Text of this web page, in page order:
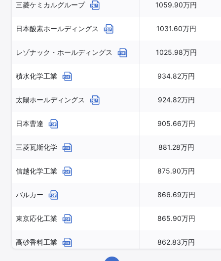
三菱ケミカルグループ 1059.90万円
日本酸素ホールディングス 1031.60万円
レゾナック・ホールディングス 1025.98万円
積水化学工業 934.82万円
太陽ホールディングス 924.82万円
日本曹達 905.66万円
三菱瓦斯化学 881.28万円
信越化学工業 875.90万円
バルカー 866.69万円
東京応化工業 865.90万円
高砂香料工業 862.83万円